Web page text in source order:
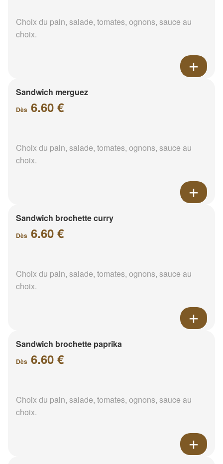
Choix du pain, salade, tomates, ognons, sauce au
choix.
Sandwich merguez
Dès 6.60 €
Choix du pain, salade, tomates, ognons, sauce au
choix.
Sandwich brochette curry
Dès 6.60 €
Choix du pain, salade, tomates, ognons, sauce au
choix.
Sandwich brochette paprika
Dès 6.60 €
Choix du pain, salade, tomates, ognons, sauce au
choix.